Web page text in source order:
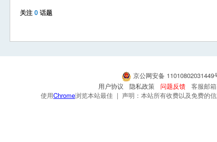
关注 0 话题
京公网安备
用户协议
隐私政策 问题反馈
客服邮
使用Chrome浏览本站最佳 | 声明：本站所有收费以及免费的